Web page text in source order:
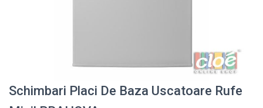
Schimbari Placi De Baza Uscatoare Rufe